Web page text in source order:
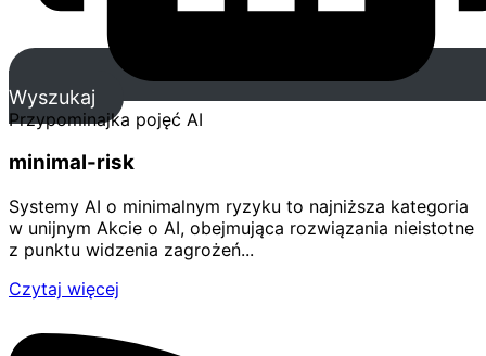
Wyszukaj
Przypominajka pojęć AI
minimal-risk
Systemy AI o minimalnym ryzyku to najniższa kategoria
w unijnym Akcie o AI, obejmująca rozwiązania nieistotne
z punktu widzenia zagrożeń...
Czytaj więcej